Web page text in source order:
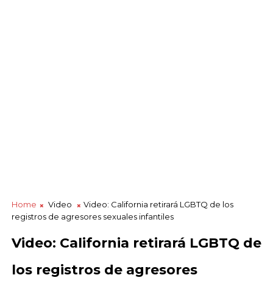
Home Video
Video: California retirará LGBTQ de los
registros de agresores sexuales infantiles
Video: California retirará LGBTQ de
los registros de agresores